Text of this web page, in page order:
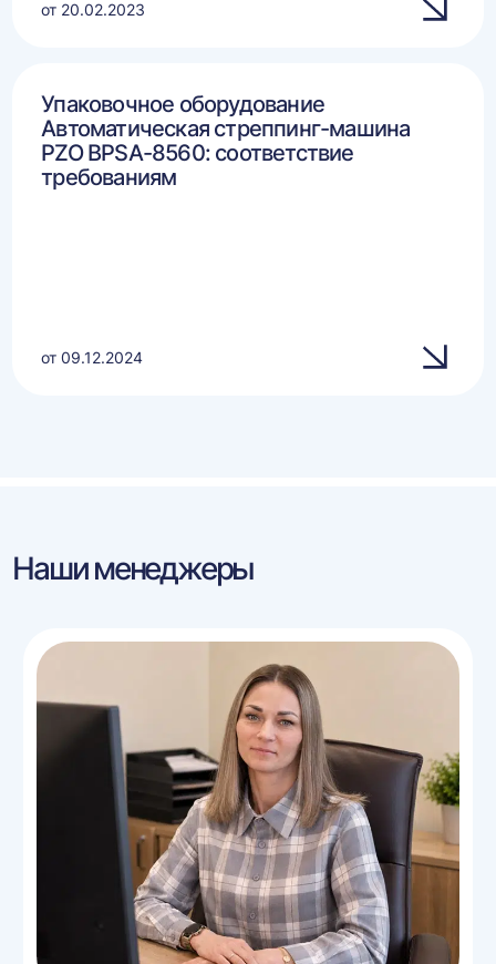
от 20.02.2023
Упаковочное оборудование
Автоматическая стреппинг-машина
PZO BPSA-8560: соответствие
требованиям
от 09.12.2024
Наши менеджеры